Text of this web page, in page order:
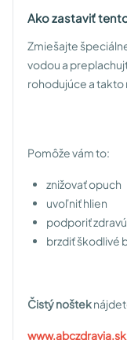
Ako zastaviť
Zmiešajte
vodou a
rohodujúce a
Pomôže vám to:
znižovať opuch
uvoľniť hlien
podporiť
brzdiť škodlivé
Čistý noštek